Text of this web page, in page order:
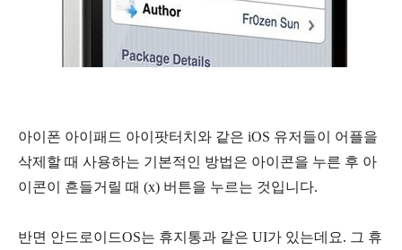
아이폰 아이패드 아이팟터치와 같은 iOS 유저들이 어플을
삭제할 때 사용하는 기본적인 방법은 아이콘을 누른 후 아
이콘이 흔들거릴 때 (x) 버튼을 누르는 것입니다.
반면 안드로이드OS는 휴지통과 같은 UI가 있는데요. 그 휴